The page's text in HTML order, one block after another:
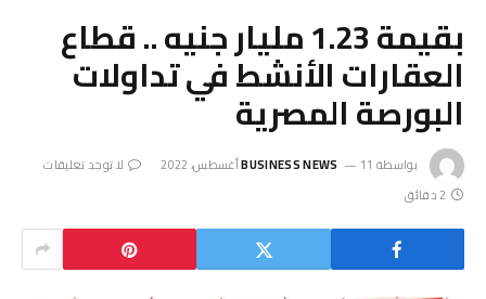
بقيمة 1.23 مليار جنيه .. قطاع
العقارات الأنشط في تداولات
البورصة المصرية
بواسطة BUSINESS NEWS 11 أغسطس، 2022
لا توجد تعليقات
2 دقائق